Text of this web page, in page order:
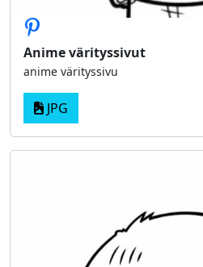
Anime värityssivut
anime värityssivu
JPG